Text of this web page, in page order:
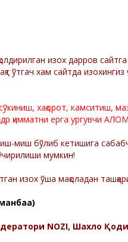
изох дарров
ўтгач хам сайтда
хақорот, камситиш,
қимматни ерга ургувчи
миш бўлиб кетишига
мумкин!
изох ўша мақоладан
NOZI, Шахло